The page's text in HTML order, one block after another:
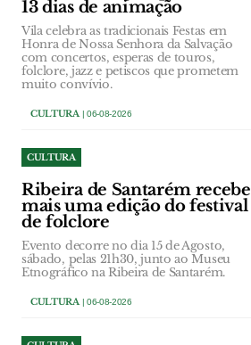
13 dias de animação
Vila celebra as tradicionais Festas em
Honra de Nossa Senhora da Salvação
com concertos, esperas de touros,
folclore, jazz e petiscos que prometem
muito convívio.
CULTURA| 06-08-2026
CULTURA
Ribeira de Santarém recebe
mais uma edição do festival
de folclore
Evento decorre no dia 15 de Agosto,
sábado, pelas 21h30, junto ao Museu
Etnográfico na Ribeira de Santarém.
CULTURA| 06-08-2026